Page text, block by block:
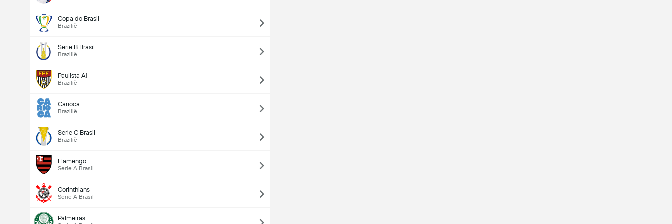
Copa do Brasil
Brazilië
Serie B Brasil
Brazilië
Paulista A1
Brazilië
Carioca
Brazilië
Serie C Brasil
Brazilië
Flamengo
Serie A Brasil
Corinthians
Serie A Brasil
Palmeiras